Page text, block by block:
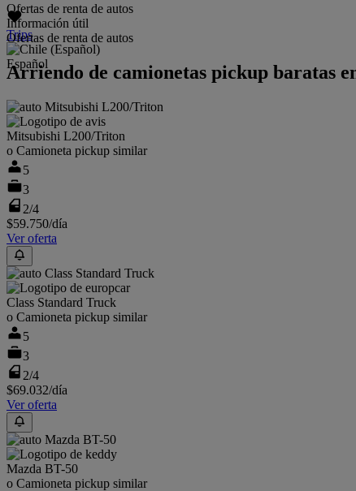
Trips
Español
Ofertas de renta de autos
Información útil
Ofertas de renta de autos
Arriendo de camionetas pickup baratas
Mitsubishi L200/Triton
o Camioneta pickup similar
5
3
2/4
$59.750/día
Ver oferta
Class Standard Truck
o Camioneta pickup similar
5
3
2/4
$69.032/día
Ver oferta
Mazda BT-50
o Camioneta pickup similar